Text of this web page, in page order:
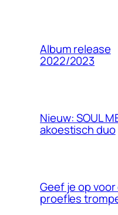
Album release
2022/2023
Nieuw: SOUL
akoestisch duo
Geef je op
proefles